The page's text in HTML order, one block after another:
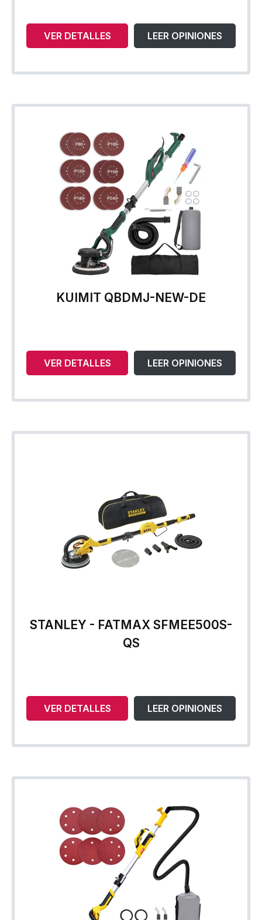
VER DETALLES LEER OPINIONES
KUIMIT QBDMJ-NEW-DE
VER DETALLES LEER OPINIONES
STANLEY - FATMAX SFMEE500S-
QS
VER DETALLES LEER OPINIONES